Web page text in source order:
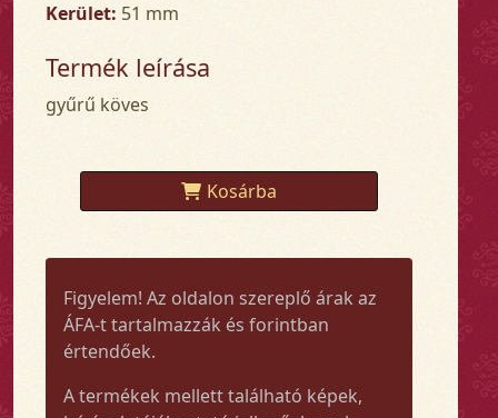
Kerület: 51 mm
Termék leírása
gyűrű köves
Kosárba
Figyelem! Az oldalon szereplő árak az
ÁFA-t tartalmazzák és forintban
értendőek.
A termékek mellett található képek,